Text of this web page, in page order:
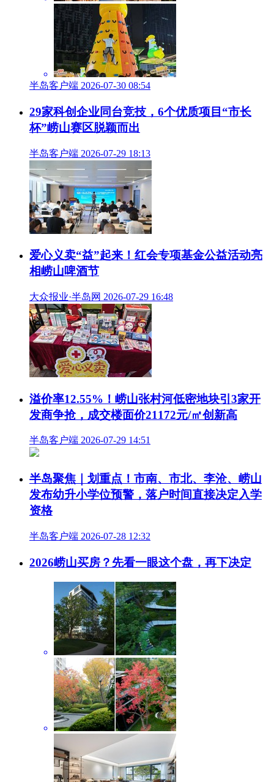
半岛客户端 2026-08-05 22:10
绚烂无人机秀 点亮岛城夏夜
半岛客户端 2026-08-03 20:34
无界山海夜，醉美啤酒季！第36届青岛国际啤
酒节崂山会场绽放夏日活力
大众报业·半岛网 2026-08-03 10:21
喂萌宠、尝美食、玩游戏、跳舞……啤酒节崂
山会场，孩子们的乐园
半岛客户端 2026-07-30 08:54
29家科创企业同台竞技，6个优质项目“市长
杯”崂山赛区脱颖而出
半岛客户端 2026-07-29 18:13